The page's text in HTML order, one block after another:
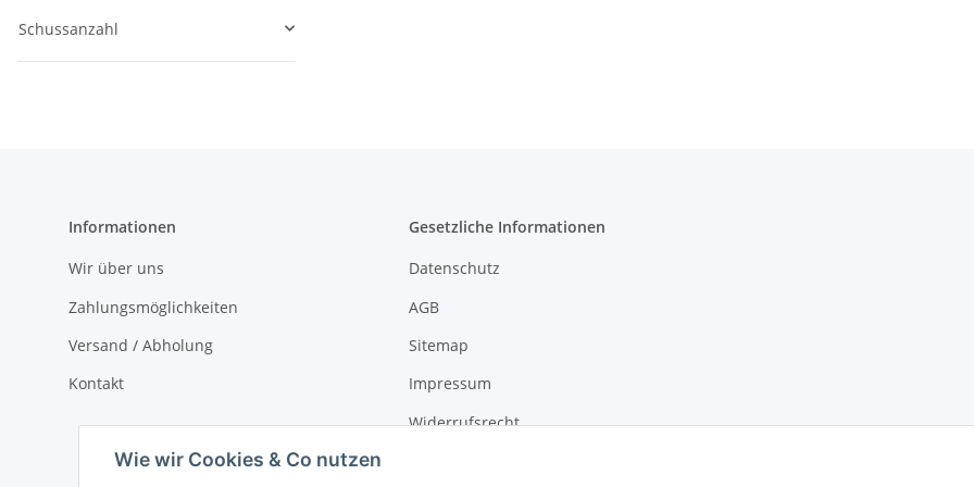
Schussanzahl
Informationen
Wir über uns
Zahlungsmöglichkeiten
Versand / Abholung
Kontakt
Gesetzliche Informationen
Datenschutz
AGB
Sitemap
Impressum
Widerrufsrecht
Wie wir Cookies & Co nutzen